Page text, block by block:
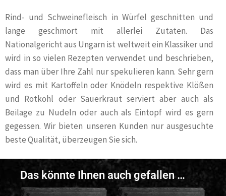
Rind- und Schweinefleisch in Würfel geschnitten und
lange geschmort mit allerlei Zutaten. Das
Nationalgericht aus Ungarn ist weltweit ein Klassiker und
wird in so vielen Rezepten verwendet und beschrieben,
dass man über Ihre Zahl nur spekulieren kann. Sehr gern
wird es mit Kartoffeln oder Knödeln respektive Klößen
und Rotkohl oder Sauerkraut serviert aber auch als
Beilage zu Nudeln oder auch als Eintopf wird es gern
gegessen. Wir bieten unseren Kunden nur ausgesuchte
beste Qualität, überzeugen Sie sich.
Das könnte Ihnen auch gefallen …